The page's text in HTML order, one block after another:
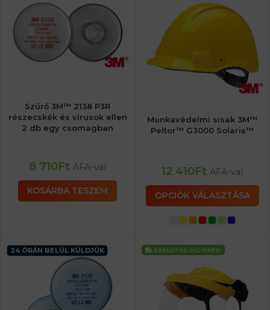
Szűrő 3M™ 2138 P3R
részecskék és vírusok ellen
2 db egy csomagban
8 710Ft ÁFA-val
KOSÁRBA TESZEM
Munkavédelmi sisak 3M™
Peltor™ G3000 Solaris™
12 410Ft ÁFA-val
OPCIÓK VÁLASZTÁSA
24 ÓRÁN BELÜL KÜLDJÜK SZÁLLÍTÁS INGYENES!